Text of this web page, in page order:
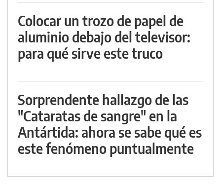
Colocar un trozo de papel de
aluminio debajo del televisor:
para qué sirve este truco
Sorprendente hallazgo de las
"Cataratas de sangre" en la
Antártida: ahora se sabe qué es
este fenómeno puntualmente